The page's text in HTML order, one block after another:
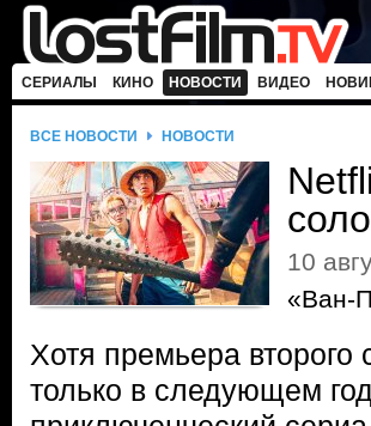
СЕРИАЛЫ КИНО НОВОСТИ ВИДЕО
ВСЕ НОВОСТИ НОВОСТИ
10
«Ван-
Хотя премьера второго
только в следующем